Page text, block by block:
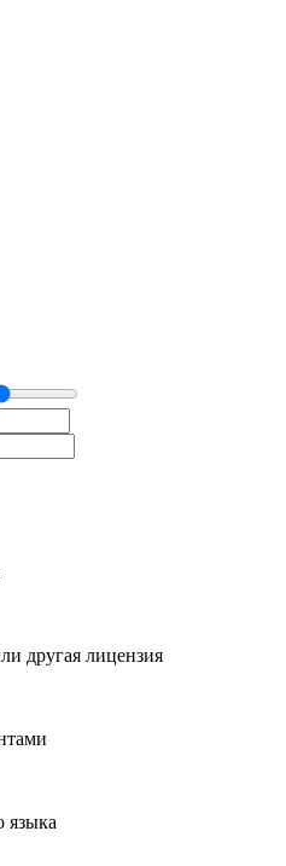
другая лицензия
языка